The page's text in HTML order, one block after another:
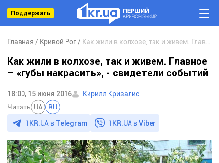
Поддержать
Главная Кривой Рог
Как жили в колхозе, так и живем. Главное
– «губы накрасить», - свидетели событий
18:00, 15 июня 2016
Кирилл Кризалис
Читать UA RU
1KR.UA в Telegram 1KR.UA вViber